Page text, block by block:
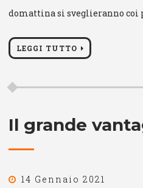
domattina si sveglieranno coi
LEGGI TUTTO
Il grande
14 Gennaio 2021